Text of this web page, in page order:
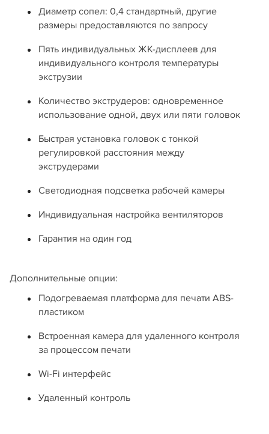
Диаметр сопел: 0,4 стандартный, другие
размеры предоставляются по запросу
Пять индивидуальных ЖК-дисплеев для
индивидуального контроля температуры
экструзии
Количество экструдеров: одновременное
использование одной, двух или пяти головок
Быстрая установка головок с тонкой
регулировкой расстояния между
экструдерами
Светодиодная подсветка рабочей камеры
Индивидуальная настройка вентиляторов
Гарантия на один год
Дополнительные опции:
Подогреваемая платформа для печати ABS-
пластиком
Встроенная камера для удаленного контроля
за процессом печати
Wi-Fi интерфейс
Удаленный контроль